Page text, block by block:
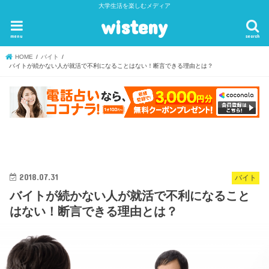
大学生活を楽しむメディア
wisteny search
menu
HOME
バイト
バイトが続かない人が就活で不利になることはない！断言できる理由とは？
バイト
2018.07.31
バイトが続かない人が就活で不利になること
はない！断言できる理由とは？